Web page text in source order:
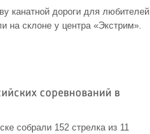
канатной дороги для любителей
на склоне у центра «Экстрим».
соревнований в
собрали 152 стрелка из 11